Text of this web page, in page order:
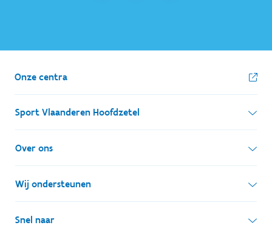
Onze centra
Sport Vlaanderen Hoofdzetel
Simon Bolivarlaan 17
1000 Brussel
Ondernemingsnummer: BE 0248.142.826
Over ons
Wie zijn we, wat doen we
Onze centra
Wij ondersteunen
Lokale besturen
Snel naar